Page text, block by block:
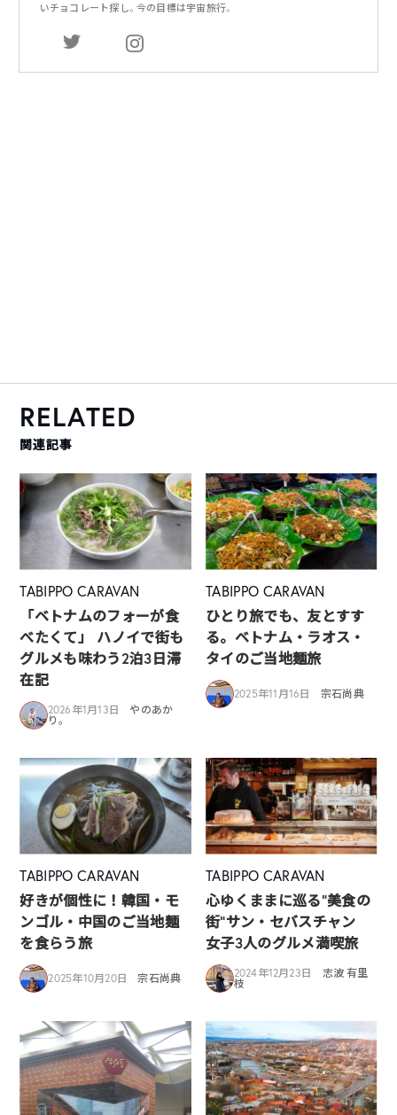
いチョコレート探し。今の目標は宇宙旅行。
RELATED
関連記事
TABIPPO CARAVAN
「ベトナムのフォーが食
べたくて」 ハノイで街も
グルメも味わう2泊3日滞
在記
2026年1月13日
やのあか
り。
TABIPPO CARAVAN
ひとり旅でも、友とすす
る。ベトナム・ラオス・
タイのご当地麺旅
2025年11月16日 宗石尚典
TABIPPO CARAVAN
好きが個性に！韓国・モ
ンゴル・中国のご当地麺
を食らう旅
2025年10月20日 宗石尚典
TABIPPO CARAVAN
心ゆくままに巡る”美食の
街”サン・セバスチャン
女子3人のグルメ満喫旅
2024年12月23日
志波 有里
枝